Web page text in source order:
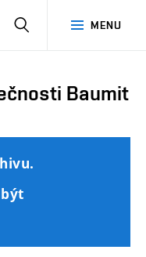
MENU
Baumit